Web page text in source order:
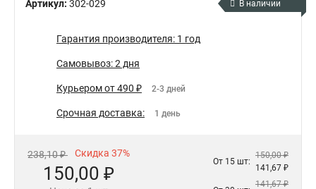
Артикул: 302-029 В наличии
Гарантия производителя: 1 год
Самовывоз: 2 дня
Курьером от 490 ₽ 2-3 дней
Срочная доставка: 1 день
238,10 ₽ Скидка 37%
150,00 ₽
От 15 шт:
150,00 ₽
141,67 ₽
141,67 ₽